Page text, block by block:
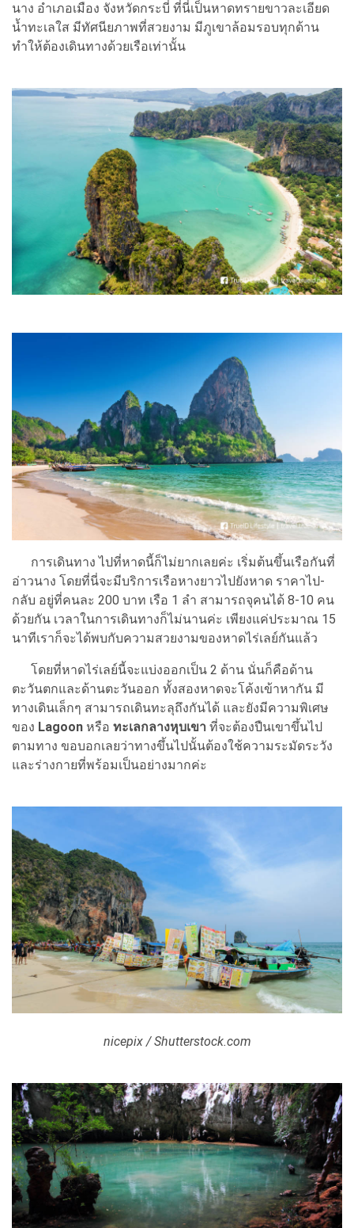
นาง อำเภอเมือง จังหวัดกระบี่ ที่นี่เป็นหาดทรายขาวละเอียด
น้ำทะเลใส มีทัศนียภาพที่สวยงาม มีภูเขาล้อมรอบทุกด้าน
ทำให้ต้องเดินทางด้วยเรือเท่านั้น
การเดินทาง ไปที่หาดนี้ก็ไม่ยากเลยค่ะ เริ่มต้นขึ้นเรือกันที่
อ่าวนาง โดยที่นี่จะมีบริการเรือหางยาวไปยังหาด ราคาไป-
กลับ อยู่ที่คนละ 200 บาท เรือ 1 ลำ สามารถจุคนได้ 8-10 คน
ด้วยกัน เวลาในการเดินทางก็ไม่นานค่ะ เพียงแค่ประมาณ 15
นาทีเราก็จะได้พบกับความสวยงามของหาดไร่เลย์กันแล้ว
โดยที่หาดไร่เลย์นี้จะแบ่งออกเป็น 2 ด้าน นั่นก็คือด้าน
ตะวันตกและด้านตะวันออก ทั้งสองหาดจะโค้งเข้าหากัน มี
ทางเดินเล็กๆ สามารถเดินทะลุถึงกันได้ และยังมีความพิเศษ
ของ Lagoon หรือ ทะเลกลางหุบเขา ที่จะต้องปืนเขาขึ้นไป
ตามทาง ขอบอกเลยว่าทางขึ้นไปนั้นต้องใช้ความระมัดระวัง
และร่างกายที่พร้อมเป็นอย่างมากค่ะ
nicepix / Shutterstock.com